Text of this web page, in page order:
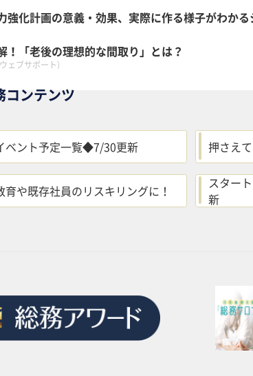
強化計画の意義・効果、実際に作る様子がわか
！「老後の理想的な間取り」とは？
ェブサポート)
コンテンツ
ベント予定一覧◆7/30更新 押さえ
育や既存社員のリスキリングに！
スター
新